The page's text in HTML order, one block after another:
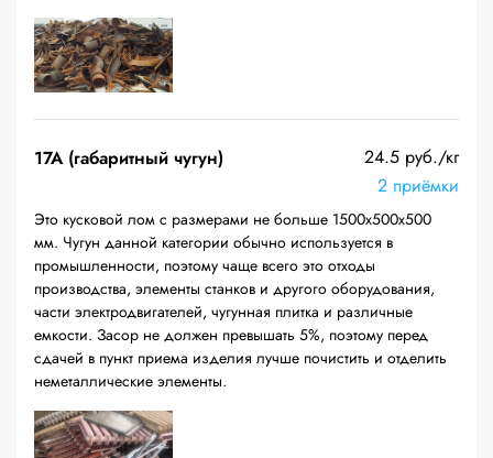
17А (габаритный чугун)
24.5 руб./кг
2 приёмки
Это кусковой лом с размерами не больше 1500х500х500
мм. Чугун данной категории обычно используется в
промышленности, поэтому чаще всего это отходы
производства, элементы станков и другого оборудования,
части электродвигателей, чугунная плитка и различные
емкости. Засор не должен превышать 5%, поэтому перед
сдачей в пункт приема изделия лучше почистить и отделить
неметаллические элементы.